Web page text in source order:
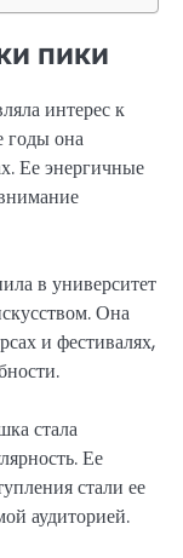
пики
интерес к
годы она
Ее энергичные
в университет
Она
и фестивалях,
стала
Ее
стали ее
аудиторией.